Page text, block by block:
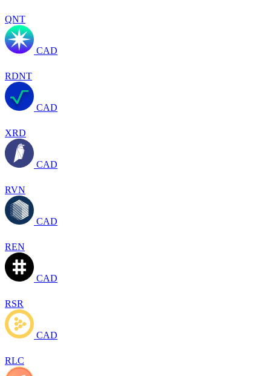
QNT
CAD
RDNT
CAD
XRD
CAD
RVN
CAD
REN
CAD
RSR
CAD
RLC